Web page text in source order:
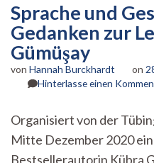
Sprache und
Gedanken zur
Gümüşay
von Hannah Burckhardt on
Hinterlasse einen
Organisiert von der
Mitte Dezember 2020
Bestsellerautorin Kübra